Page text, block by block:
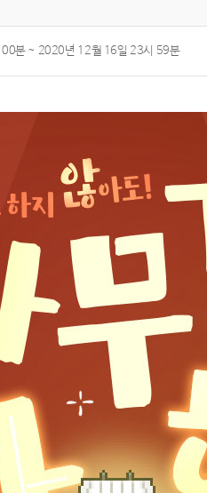
분 ~ 2020년 12월 16일 23시 59분